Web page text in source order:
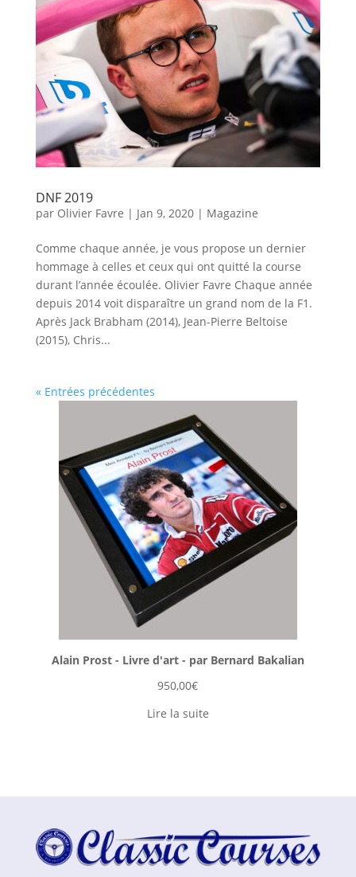
DNF 2019
par Olivier Favre | Jan 9, 2020| Magazine
Comme chaque année, je vous propose un dernier
hommage à celles et ceux qui ont quitté la course
durant l’année écoulée. Olivier Favre Chaque année
depuis 2014 voit disparaître un grand nom de la F1.
Après Jack Brabham (2014), Jean-Pierre Beltoise
(2015), Chris...
« Entrées précédentes
Alain Prost - Livre d'art - par Bernard Bakalian
950,00€
Lire la suite